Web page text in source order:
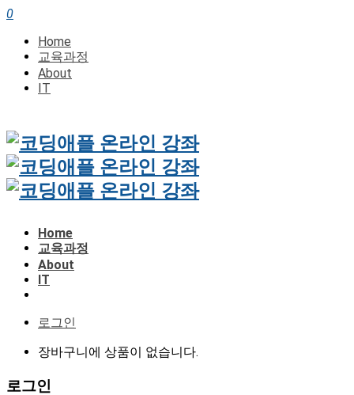
0
Home
교육과정
About
IT
Home
교육과정
About
IT
로그인
장바구니에 상품이 없습니다.
로그인